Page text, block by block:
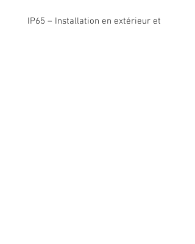
IP65 – Installation en extérieur et